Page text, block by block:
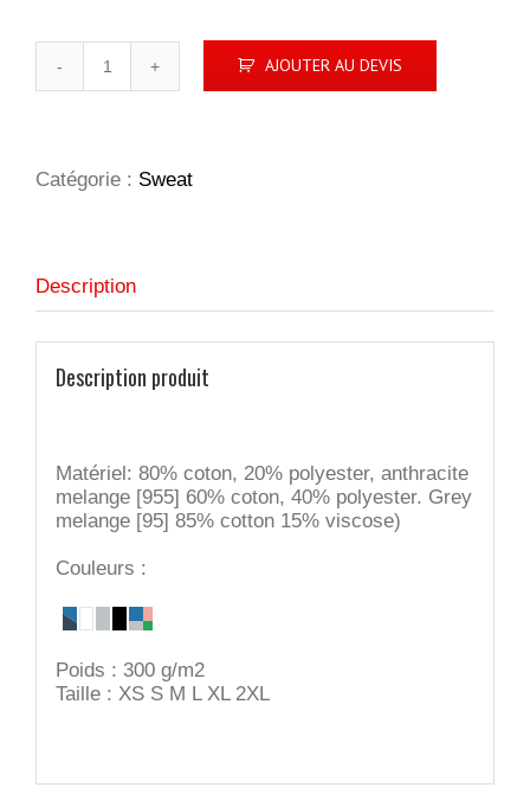
AJOUTER AU DEVIS
Catégorie : Sweat
Description
Description produit
Matériel: 80% coton, 20% polyester, anthracite
melange [955] 60% coton, 40% polyester. Grey
melange [95] 85% cotton 15% viscose)
Couleurs :
Poids : 300 g/m2
Taille : XS S M L XL 2XL